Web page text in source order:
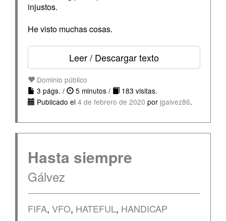
injustos.
He visto muchas cosas.
Leer / Descargar texto
Dominio público
3 págs. /
5 minutos /
183 visitas.
Publicado el 4 de febrero de 2020 por jgalvez86.
Hasta siempre
Gálvez
FIFA, VFO, HATEFUL, HANDICAP